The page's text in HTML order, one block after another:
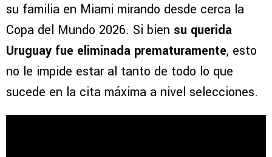
su familia en Miami mirando desde cerca la
Copa del Mundo 2026. Si bien su querida
Uruguay fue eliminada prematuramente, esto
no le impide estar al tanto de todo lo que
sucede en la cita máxima a nivel selecciones.